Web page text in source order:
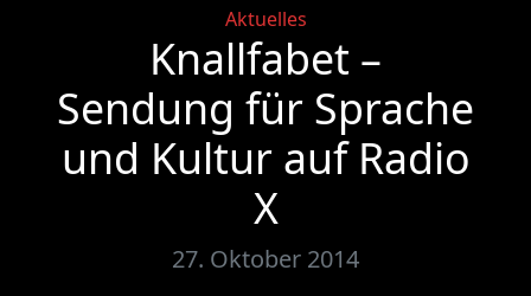
Categories
Aktuelles
Knallfabet –
Sendung für Sprache
und Kultur auf Radio
X
27. Oktober 2014